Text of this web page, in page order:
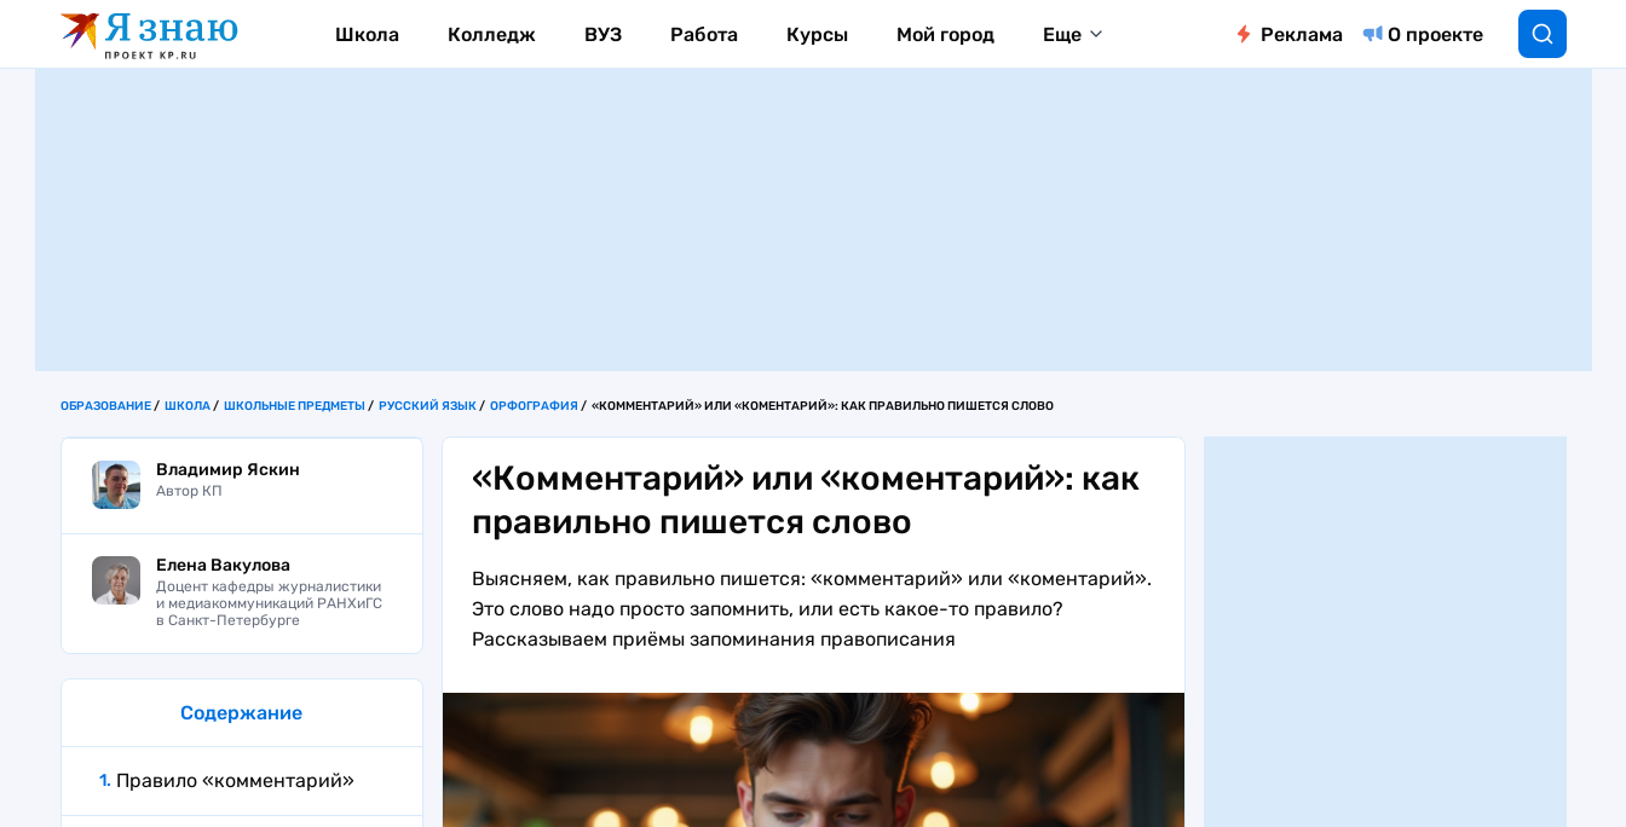
Школа Колледж ВУЗ Работа Курсы Мой город Еще Реклама О проекте
ОБРАЗОВАНИЕ ШКОЛА ШКОЛЬНЫЕ ПРЕДМЕТЫ РУССКИЙ ЯЗЫК ОРФОГРАФИЯ «КОММЕНТАРИЙ» ИЛИ «КОМЕНТАРИЙ»: КАК ПРАВИЛЬНО ПИШЕТСЯ СЛОВО
Владимир Яскин
Автор КП
Елена Вакулова
Доцент кафедры журналистики
и медиакоммуникаций РАНХиГС
в Санкт-Петербурге
Содержание
Правило «комментарий»
«Комментарий» или «коментарий»: как
правильно пишется слово
Выясняем, как правильно пишется: «комментарий» или «коментарий».
Это слово надо просто запомнить, или есть какое-то правило?
Рассказываем приёмы запоминания правописания